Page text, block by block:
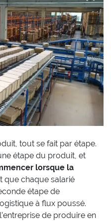
tout se fait par étape.
étape du produit, et
lorsque la
que chaque salarié
étape de
à flux poussé.
de produire en